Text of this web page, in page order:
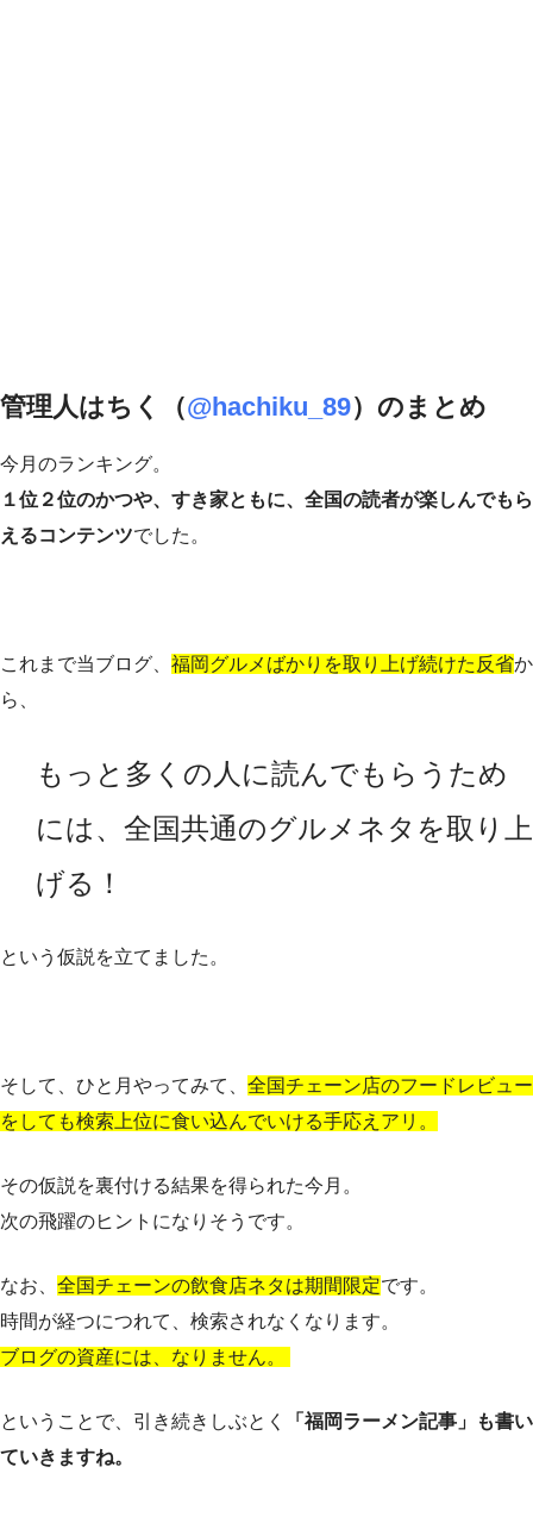
管理人はちく（@hachiku_89）のまとめ
今月のランキング。
１位２位のかつや、すき家ともに、全国の読者が楽しんでもら
えるコンテンツでした。
これまで当ブログ、 福岡グルメばかりを取り上げ続けた反省か
ら、
もっと多くの人に読んでもらうため
には、全国共通のグルメネタを取り上
げる！
という仮説を立てました。
そして、ひと月やってみて、 全国チェーン店のフードレビュー
をしても検索上位に食い込んでいける手応えアリ。
その仮説を裏付ける結果を得られた今月。
次の飛躍のヒントになりそうです。
なお、 全国チェーンの飲食店ネタは期間限定です。
時間が経つにつれて、検索されなくなります。
ブログの資産には、なりません。
ということで、引き続きしぶとく
「福岡ラーメン記事」も書い
ていきますね。